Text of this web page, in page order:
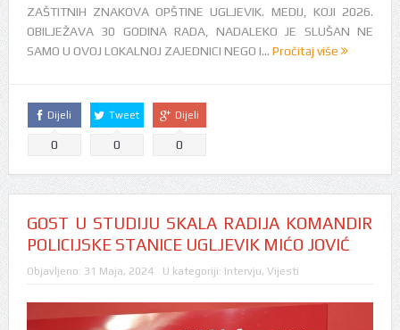
ZAŠTITNIH ZNAKOVA OPŠTINE UGLJEVIK. MEDIJ, KOJI 2026.
OBILJEŽAVA 30 GODINA RADA, NADALEKO JE SLUŠAN NE
SAMO U OVOJ LOKALNOJ ZAJEDNICI NEGO I... Pročitaj više
Dijeli
0
Tweet
0
Dijeli
0
GOST U STUDIJU SKALA RADIJA KOMANDIR
POLICIJSKE STANICE UGLJEVIK MIĆO JOVIĆ
Objavljeno: 31 Maja, 2024 U kategoriji: Intervju, Vijesti